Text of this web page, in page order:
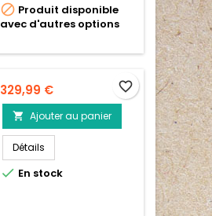
 Produit disponible
avec d'autres options
Prix
329,99 €
 Ajouter au panier
Détails
 En stock
favorite_border